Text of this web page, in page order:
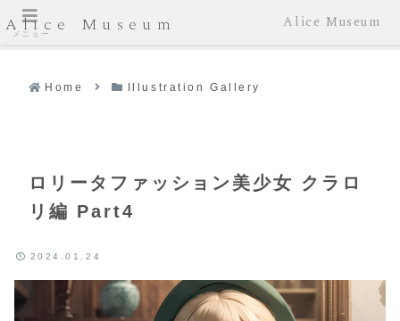
Alice Museum
Home Illustration Gallery
ロリータファッション美少女 クラロ
リ編 Part4
2024.01.24
メニュー
Alice Museum